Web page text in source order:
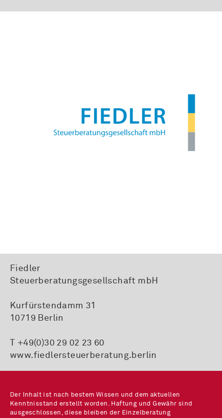
Fiedler
Steuerberatungsgesellschaft mbH
Kurfürstendamm 31
10719 Berlin
T +49(0)30 29 02 23 60
www.fiedlersteuerberatung.berlin
Der Inhalt ist nach bestem Wissen und dem aktuellen
Kenntnisstand erstellt worden. Haftung und Gewähr sind
ausgeschlossen, diese bleiben der Einzelberatung